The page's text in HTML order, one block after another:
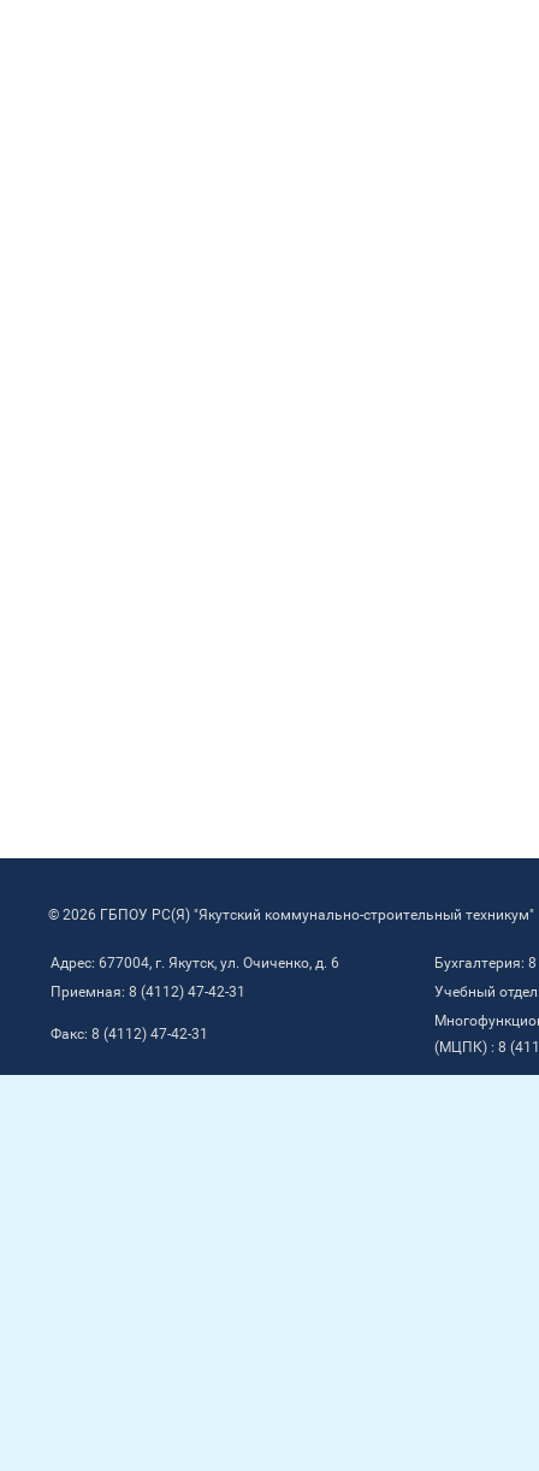
© 2026 ГБПОУ РС(Я) "Якутский коммунально-строительный техникум"
Адрес: 677004, г. Якутск, ул. Очиченко, д. 6
Бухгалтерия:
Приемная: 8 (4112) 47-42-31
Учебный
Факс: 8 (4112) 47-42-31
(МЦПК) : 8